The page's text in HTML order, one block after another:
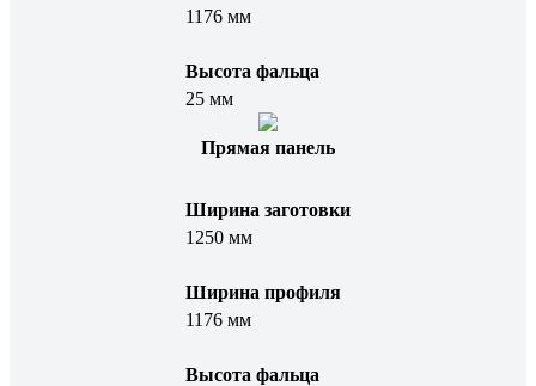
1176 мм
Высота фальца
25 мм
Прямая панель
Ширина заготовки
1250 мм
Ширина профиля
1176 мм
Высота фальца